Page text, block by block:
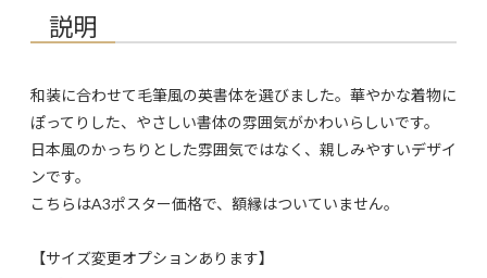
説明
和装に合わせて毛筆風の英書体を選びました。華やかな着物に
ぽってりした、やさしい書体の雰囲気がかわいらしいです。
日本風のかっちりとした雰囲気ではなく、親しみやすいデザイ
ンです。
こちらはA3ポスター価格で、額縁はついていません。
【サイズ変更オプションあります】